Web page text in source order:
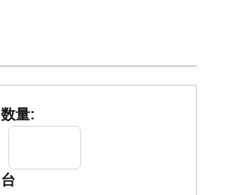
数量:
台